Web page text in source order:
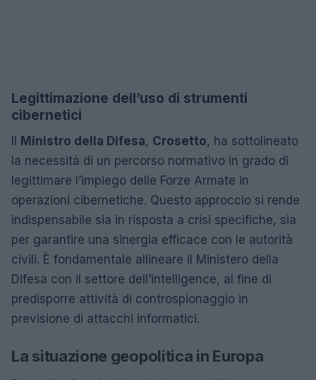
Legittimazione dell’uso di strumenti
cibernetici
Il Ministro della Difesa, Crosetto, ha sottolineato
la necessità di un percorso normativo in grado di
legittimare l’impiego delle Forze Armate in
operazioni cibernetiche. Questo approccio si rende
indispensabile sia in risposta a crisi specifiche, sia
per garantire una sinergia efficace con le autorità
civili. È fondamentale allineare il Ministero della
Difesa con il settore dell’intelligence, al fine di
predisporre attività di controspionaggio in
previsione di attacchi informatici.
La situazione geopolitica in Europa